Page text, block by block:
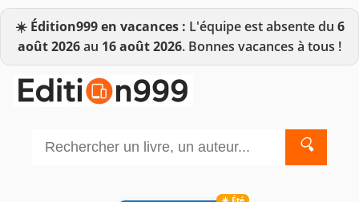
☀️ Édition999 en vacances : L'équipe est absente du 6
août 2026au 16 août 2026. Bonnes vacances à tous !
🔍